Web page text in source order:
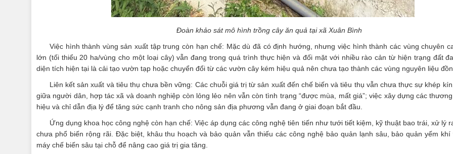
Đoàn khảo sát mô hình trồng cây ăn quả tại xã Xuân Bình
Việc hình thành vùng sản xuất tập trung còn hạn chế: Mặc dù đã có định hướng, nhưng việc hình thành các vùng chuyên
lớn (tối thiểu 20 ha/vùng cho một loại cây) vẫn đang trong quá trình thực hiện và đối mặt với nhiều rào cản từ hiện trạng đất
diện tích hiện tại là cải tạo vườn tạp hoặc chuyển đổi từ các vườn cây kém hiệu quả nên chưa tạo thành các vùng nguyên liệu
Liên kết sản xuất và tiêu thụ chưa bền vững: Các chuỗi giá trị từ sản xuất đến chế biến và tiêu thụ vẫn chưa thực sự khép
giữa người dân, hợp tác xã và doanh nghiệp còn lỏng lẻo nên vẫn còn tình trạng “được mùa, mất giá”; việc xây dựng các
hiệu và chỉ dẫn địa lý để tăng sức cạnh tranh cho nông sản địa phương vẫn đang ở giai đoạn bắt đầu.
Ứng dụng khoa học công nghệ còn hạn chế: Việc áp dụng các công nghệ tiên tiến như tưới tiết kiệm, kỹ thuật bao trái, xử lý
chưa phổ biến rộng rãi. Đặc biệt, khâu thu hoạch và bảo quản vẫn thiếu các công nghệ bảo quản lạnh sâu, bảo quản yếm khí
máy chế biến sâu tại chỗ để nâng cao giá trị gia tăng.